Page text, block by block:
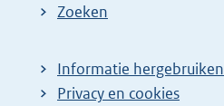
Zoeken
Informatie hergebruiken
Privacy en cookies